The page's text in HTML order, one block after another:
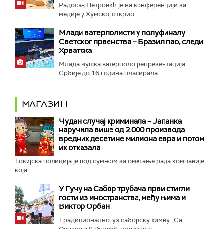
Радосав Петровић је на конференцији за
медије у Хумској открио...
Mлади ватерполисти у полуфиналу
Светског првенства – Бразил пао, следи
Хрватска
Млада мушка ватерполо репрезентација
Србије до 16 година пласирала...
МАГАЗИН
Чудан случај криминала – Јапанка
наручила више од 2.000 производа
вредних десетине милиона евра и потом
их отказала
Токијска полиција је под сумњом за ометање рада компаније
која...
У Гучу на Сабор трубача први стигли
гости из иностранства, међу њима и
Виктор Орбан
Традиционално, уз саборску химну „Са